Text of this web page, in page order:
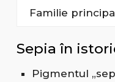
Familie
Sepia în
Pigmentul